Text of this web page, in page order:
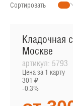
Сортировать
Кладочная
Москве
артикул: 5793
Цена за 1 карту
301 ₽
-0.3%